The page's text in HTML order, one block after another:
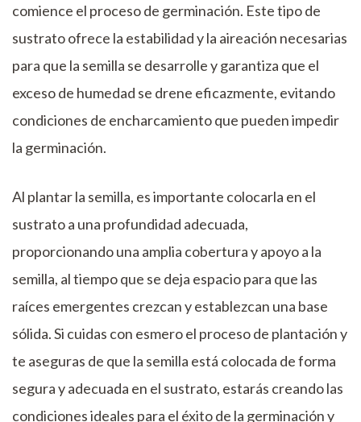
comience el proceso de germinación. Este tipo de
sustrato ofrece la estabilidad y la aireación necesarias
para que la semilla se desarrolle y garantiza que el
exceso de humedad se drene eficazmente, evitando
condiciones de encharcamiento que pueden impedir
la germinación.
Al plantar la semilla, es importante colocarla en el
sustrato a una profundidad adecuada,
proporcionando una amplia cobertura y apoyo a la
semilla, al tiempo que se deja espacio para que las
raíces emergentes crezcan y establezcan una base
sólida. Si cuidas con esmero el proceso de plantación y
te aseguras de que la semilla está colocada de forma
segura y adecuada en el sustrato, estarás creando las
condiciones ideales para el éxito de la germinación y